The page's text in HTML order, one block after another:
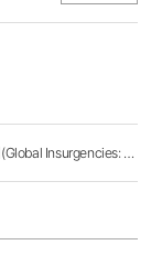
싱가포르 국립대학 주최 컨퍼런스 참석(Global Insurgencies: Making Public Cities in Asia) - 초청자 부담